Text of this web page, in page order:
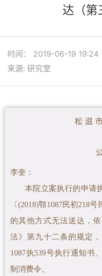
达（第
时间： 2019-06-19 19:24
来源: 研究室
松 滋
李奎 ：
本院立案执行的申请
〔(2018)鄂1087民初218
的其他方式无法送达，
法》第九十二条的规定
1087执539号执行通知书
制消费令。